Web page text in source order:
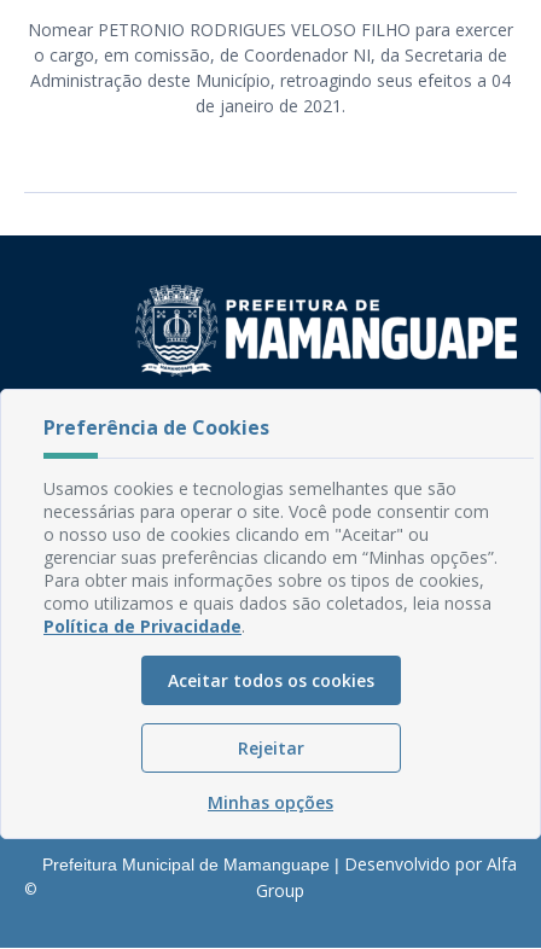
Nomear PETRONIO RODRIGUES VELOSO FILHO para exercer
o cargo, em comissão, de Coordenador NI, da Secretaria de
Administração deste Município, retroagindo seus efeitos a 04
de janeiro de 2021.
CEP: 58.280-000 - Mamanguape/PB
Fone: (83) 3292-2246
Email: comunicacao@mamanguape.pb.gov.br
Expediente: Segunda à Sexta, das 08h às 13h
Mapa do Site
Perguntas frequentes
Glossário
Serviços Internos
©
Prefeitura Municipal de Mamanguape | Desenvolvido por Alfa
Group
Preferência de Cookies
Usamos cookies e tecnologias semelhantes que são
necessárias para operar o site. Você pode consentir com
o nosso uso de cookies clicando em "Aceitar" ou
gerenciar suas preferências clicando em “Minhas opções”.
Para obter mais informações sobre os tipos de cookies,
como utilizamos e quais dados são coletados, leia nossa
Política de Privacidade.
Aceitar todos os cookies
Rejeitar
Minhas opções